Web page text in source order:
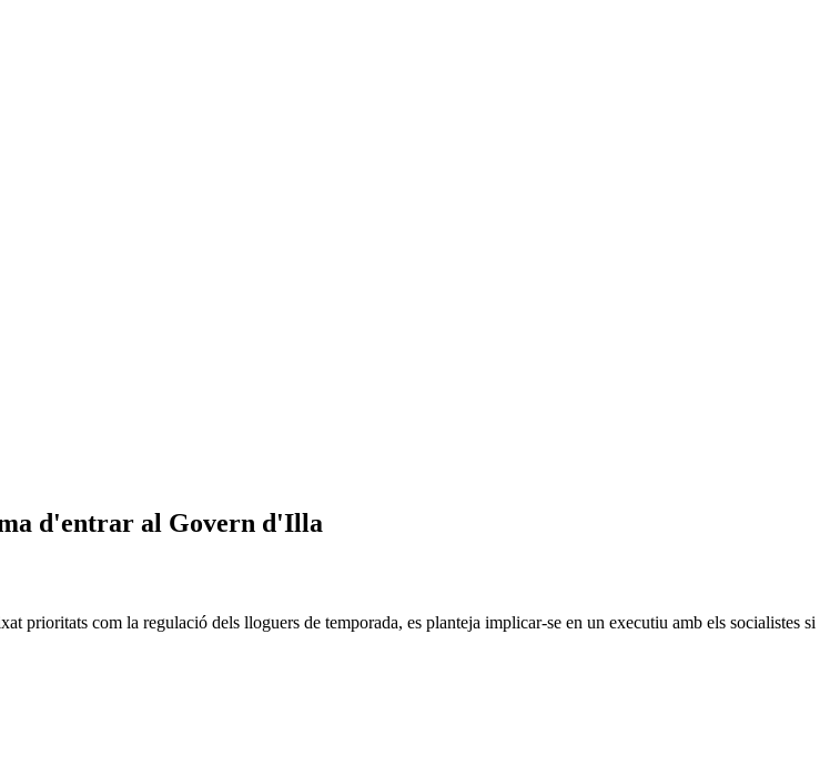
d'entrar al Govern d'Illa
prioritats com la regulació dels lloguers de temporada, es planteja implicar-se en un executiu amb els socialistes si